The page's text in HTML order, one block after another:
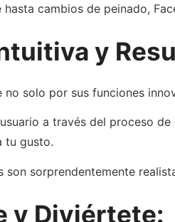
hasta cambios de peinado,
y
no solo por sus funciones
a través del proceso
tu gusto.
son sorprendentemente
y Diviértete: